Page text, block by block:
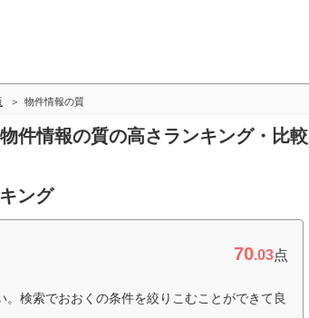
物件情報の質
件情報の質の高さランキング・比較
ング
70.03点
検索でおおくの条件を絞りこむことができて良